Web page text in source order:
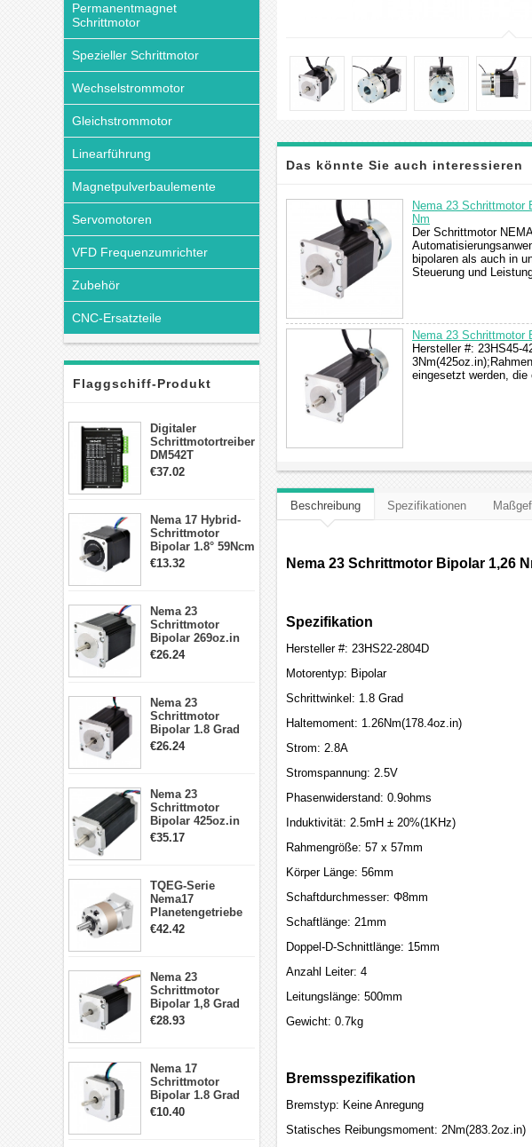
Permanentmagnet
Schrittmotor
Spezieller Schrittmotor
Wechselstrommotor
Gleichstrommotor
Linearführung
Magnetpulverbaulemente
Servomotoren
VFD Frequenzumrichter
Zubehör
CNC-Ersatzteile
Flaggschiff-Produkt
Digitaler
Schrittmotortreiber
DM542T
Schrittmotor
Schrittmotor
€37.02
Nema 17 Hybrid-
Schrittmotor
Bipolar 1.8° 59Ncm
2A 4 Drähte mit 1m
€13.32
Nema 23
Schrittmotor
Bipolar 269oz.in
2,8A 57x57x76mm
€26.24
Nema 23
Schrittmotor
Bipolar 1.8 Grad
1.9Nm 3A 3.36V 4
€26.24
Nema 23
Schrittmotor
Bipolar 425oz.in
4.2A 57x57x114mm
€35.17
TQEG-Serie
Nema17
Planetengetriebe
5:1 Spiel 15Arc-
€42.42
Nema 23
Schrittmotor
Bipolar 1,8 Grad
2,83Nm 4 A 2,26V
€28.93
Nema 17
Schrittmotor
Bipolar 1.8 Grad
8.7Ncm 1A 3.5V 4
€10.40
Das könnte Sie auch interessieren
Nema 23 Schrittmotor
Nm
Der Schrittmotor
bipolaren als auch in
Steuerung und
Nema 23 Schrittmotor
Hersteller #: 23HS45-
eingesetzt werden, die
Beschreibung Spezifikationen
Nema 23 Schrittmotor Bipolar 1,26
Spezifikation
Hersteller #: 23HS22-2804D
Motorentyp: Bipolar
Schrittwinkel: 1.8 Grad
Haltemoment: 1.26Nm(178.4oz.in)
Strom: 2.8A
Stromspannung: 2.5V
Phasenwiderstand: 0.9ohms
Induktivität: 2.5mH ± 20%(1KHz)
Rahmengröße: 57 x 57mm
Körper Länge: 56mm
Schaftdurchmesser: Φ8mm
Schaftlänge: 21mm
Doppel-D-Schnittlänge: 15mm
Anzahl Leiter: 4
Leitungslänge: 500mm
Gewicht: 0.7kg
Bremsspezifikation
Bremstyp: Keine Anregung
Statisches Reibungsmoment: 2Nm(283.2oz.in)